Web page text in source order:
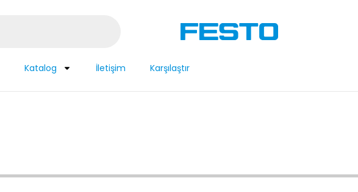
Katalog İletişim Karşılaştır